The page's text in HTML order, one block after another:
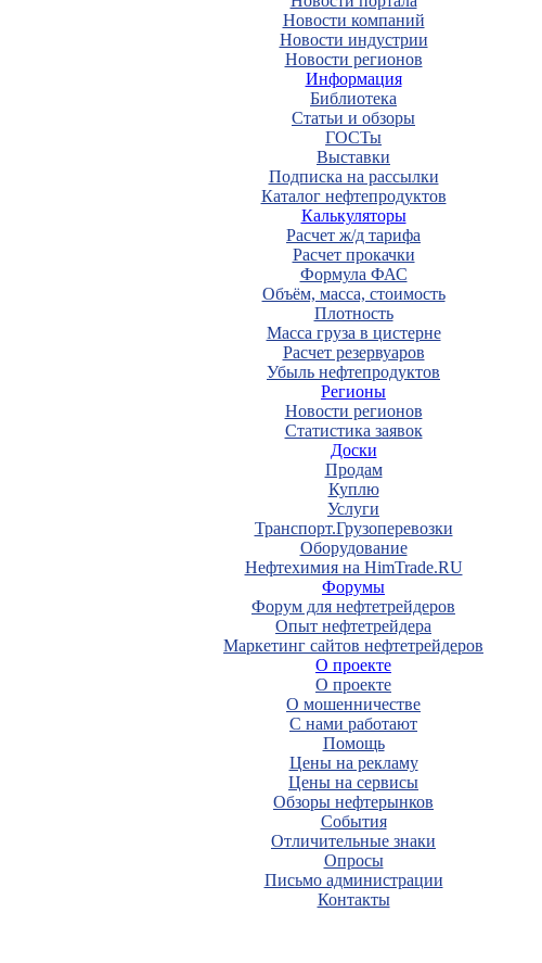
Новости компаний
Новости индустрии
Новости регионов
Информация
Библиотека
Статьи и обзоры
ГОСТы
Выставки
Подписка на рассылки
Каталог нефтепродуктов
Калькуляторы
Расчет ж/д тарифа
Расчет прокачки
Формула ФАС
Объём, масса, стоимость
Плотность
Масса груза в цистерне
Расчет резервуаров
Убыль нефтепродуктов
Регионы
Новости регионов
Статистика заявок
Доски
Продам
Куплю
Услуги
Транспорт.Грузоперевозки
Оборудование
Нефтехимия на HimTrade.RU
Форумы
Форум для нефтетрейдеров
Опыт нефтетрейдера
Маркетинг сайтов нефтетрейдеров
О проекте
О проекте
О мошенничестве
С нами работают
Помощь
Цены на рекламу
Цены на сервисы
Обзоры нефтерынков
События
Отличительные знаки
Опросы
Письмо администрации
Контакты